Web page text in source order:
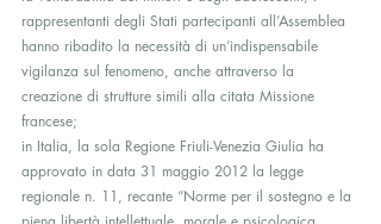
rappresentanti degli Stati partecipanti all’Assemblea
hanno ribadito la necessità di un’indispensabile
vigilanza sul fenomeno, anche attraverso la
creazione di strutture simili alla citata Missione
francese;
in Italia, la sola Regione Friuli-Venezia Giulia ha
approvato in data 31 maggio 2012 la legge
regionale n. 11, recante “Norme per il sostegno e la